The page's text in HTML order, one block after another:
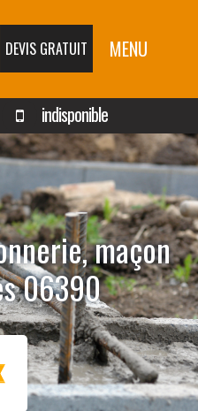
DEVIS GRATUIT MENU
indisponible
maçon
06390